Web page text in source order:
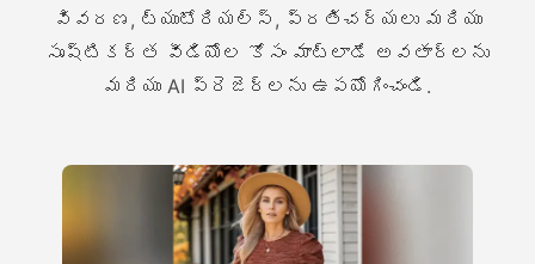
వివరణ, ట్యుటోరియల్స్, ప్రతిచర్యలు మరియు
సృష్టికర్త వీడియోల కోసం మాట్లాడే అవతార్లను
మరియు AI ప్రెజెర్లను ఉపయోగించండి.